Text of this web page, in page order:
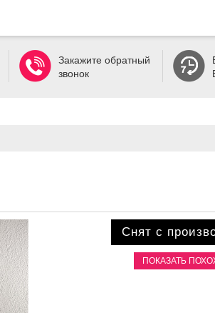
Закажите обратный
звонок
Снят с
ПОКАЗАТЬ